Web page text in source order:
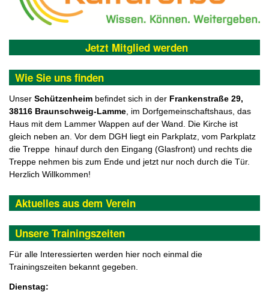
Jetzt Mitglied werden
Wie Sie uns finden
Unser Schützenheim befindet sich in der Frankenstraße 29,
38116 Braunschweig-Lamme, im Dorfgemeinschaftshaus, das
Haus mit dem Lammer Wappen auf der Wand. Die Kirche ist
gleich neben an. Vor dem DGH liegt ein Parkplatz, vom Parkplatz
die Treppe hinauf durch den Eingang (Glasfront) und rechts die
Treppe nehmen bis zum Ende und jetzt nur noch durch die Tür.
Herzlich Willkommen!
Aktuelles aus dem Verein
Unsere Trainingszeiten
Für alle Interessierten werden hier noch einmal die
Trainingszeiten bekannt gegeben.
Dienstag: